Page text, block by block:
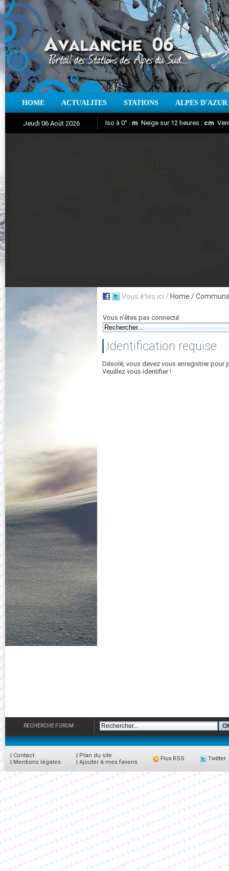
HOME ACTUALITES STATIONS ALPES D'AZUR
Jeudi 06 Août 2026 Iso à 0° : m Neige sur 12 heures : cm
Vous êtes ici / Home /
Vous n'êtes pas connecté
Identification requise
Désolé, vous devez vous enregistrer pour
Veuillez vous identifier !
RECHERCHE FORUM
| Contact
| Mentions légales
| Plan du site
| Ajouter à mes favoris
Flux RSS Twitter